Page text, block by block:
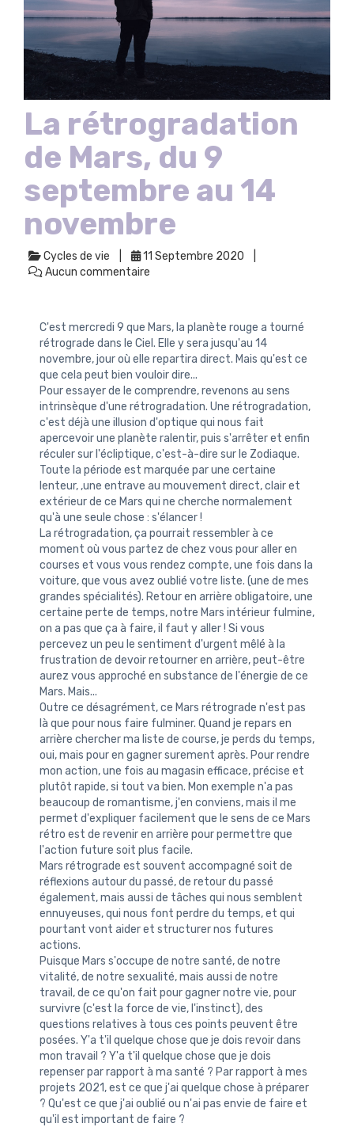
La rétrogradation
de Mars, du 9
septembre au 14
novembre
Cycles de vie
11 Septembre 2020
Aucun commentaire
C'est mercredi 9 que Mars, la planète rouge a tourné
rétrograde dans le Ciel. Elle y sera jusqu'au 14
novembre, jour où elle repartira direct. Mais qu'est ce
que cela peut bien vouloir dire...
Pour essayer de le comprendre, revenons au sens
intrinsèque d'une rétrogradation. Une rétrogradation,
c'est déjà une illusion d'optique qui nous fait
apercevoir une planète ralentir, puis s'arrêter et enfin
réculer sur l'écliptique, c'est-à-dire sur le Zodiaque.
Toute la période est marquée par une certaine
lenteur, ,une entrave au mouvement direct, clair et
extérieur de ce Mars qui ne cherche normalement
qu'à une seule chose : s'élancer !
La rétrogradation, ça pourrait ressembler à ce
moment où vous partez de chez vous pour aller en
courses et vous vous rendez compte, une fois dans la
voiture, que vous avez oublié votre liste. (une de mes
grandes spécialités). Retour en arrière obligatoire, une
certaine perte de temps, notre Mars intérieur fulmine,
on a pas que ça à faire, il faut y aller ! Si vous
percevez un peu le sentiment d'urgent mêlé à la
frustration de devoir retourner en arrière, peut-être
aurez vous approché en substance de l'énergie de ce
Mars. Mais...
Outre ce désagrément, ce Mars rétrograde n'est pas
là que pour nous faire fulminer. Quand je repars en
arrière chercher ma liste de course, je perds du temps,
oui, mais pour en gagner surement après. Pour rendre
mon action, une fois au magasin efficace, précise et
plutôt rapide, si tout va bien. Mon exemple n'a pas
beaucoup de romantisme, j'en conviens, mais il me
permet d'expliquer facilement que le sens de ce Mars
rétro est de revenir en arrière pour permettre que
l'action future soit plus facile.
Mars rétrograde est souvent accompagné soit de
réflexions autour du passé, de retour du passé
également, mais aussi de tâches qui nous semblent
ennuyeuses, qui nous font perdre du temps, et qui
pourtant vont aider et structurer nos futures
actions.
Puisque Mars s'occupe de notre santé, de notre
vitalité, de notre sexualité, mais aussi de notre
travail, de ce qu'on fait pour gagner notre vie, pour
survivre (c'est la force de vie, l'instinct), des
questions relatives à tous ces points peuvent être
posées. Y'a t'il quelque chose que je dois revoir dans
mon travail ? Y'a t'il quelque chose que je dois
repenser par rapport à ma santé ? Par rapport à mes
projets 2021, est ce que j'ai quelque chose à préparer
? Qu'est ce que j'ai oublié ou n'ai pas envie de faire et
qu'il est important de faire ?